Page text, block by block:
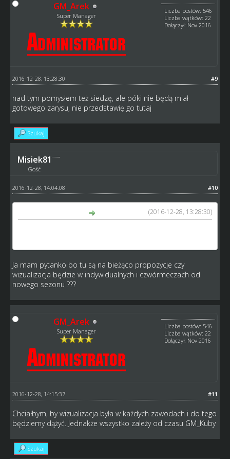
GM_Arek
Super Manager
Liczba postów: 546
Liczba wątków: 22
Dołączył: Nov 2016
#9
2016-12-28, 13:28:30
nad tym pomysłem też siedzę, ale póki nie będą miał
gotowego zarysu, nie przedstawię go tutaj
Szukaj
Misiek81
Gość
#10
2016-12-28, 14:04:08
(2016-12-28, 13:28:30)
Ja mam pytanko bo tu są na bieżąco propozycje czy
wizualizacja będzie w indywidualnych i czwórmeczach od
nowego sezonu ???
GM_Arek
Super Manager
Liczba postów: 546
Liczba wątków: 22
Dołączył: Nov 2016
#11
2016-12-28, 14:15:37
Chciałbym, by wizualizacja była w każdych zawodach i do tego
będziemy dążyć. Jednakże wszystko zależy od czasu GM_Kuby
Szukaj